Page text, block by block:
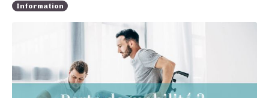
Information